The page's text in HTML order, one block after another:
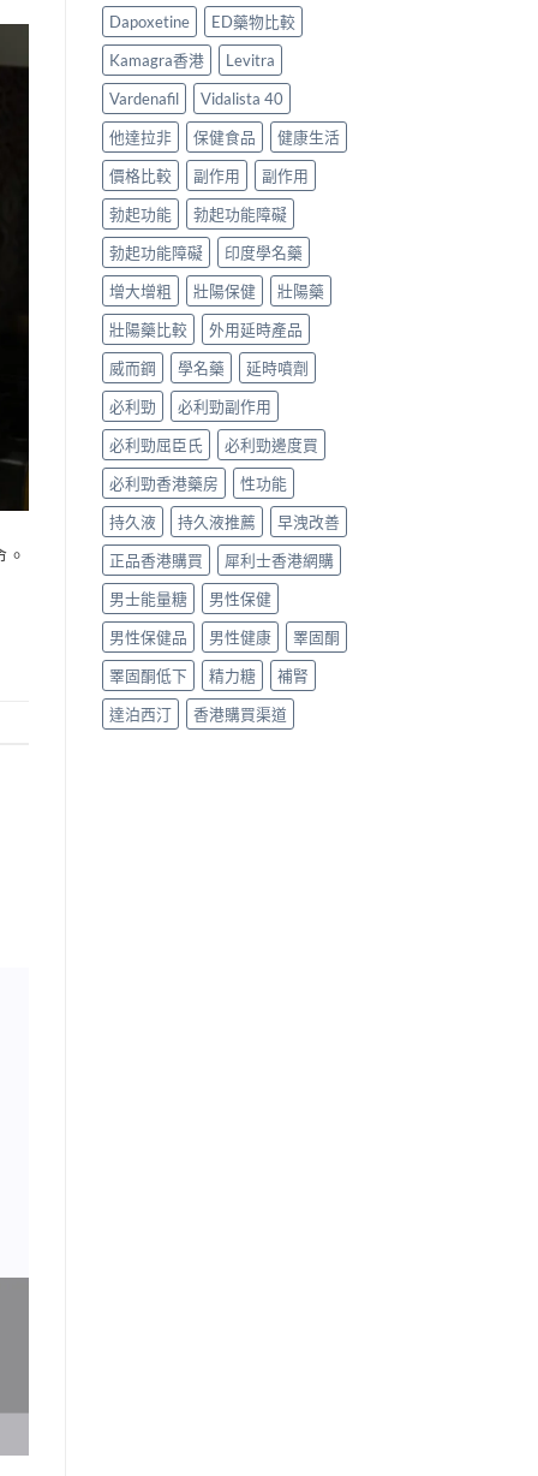
得
與
購
買
建
議〉
中
港
用
家
必
讀
用
法
用
量
完
整
教
學〉
中
用
安
全
嗎？
香
港
用
家
真
實
服
用
經
驗
與
安
全
購
買
指
南〉
中
Dapoxetine
ED藥物比較
Kamagra香港
Levitra
Vardenafil
Vidalista 40
他達拉非
保健食品
健康生活
價格比較
副作用
副作用
勃起功能
勃起功能障礙
勃起功能障礙
印度學名藥
增大增粗
壯陽保健
壯陽藥
壯陽藥比較
外用延時產品
威而鋼
學名藥
延時噴劑
必利勁
必利勁副作用
必利勁屈臣氏
必利勁邊度買
必利勁香港藥房
性功能
持久液
持久液推薦
早洩改善
正品香港購買
犀利士香港網購
男士能量糖
男性保健
男性保健品
男性健康
睪固酮
睪固酮低下
精力糖
補腎
達泊西汀
香港購買渠道